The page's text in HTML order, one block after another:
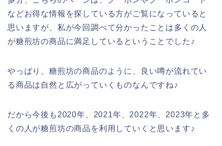
などお得な情報を探している方がご覧になっていると
思いますが、私が今回調べて分かったことは多くの人
が糖煎坊の商品に満足しているということでした♪
やっぱり、糖煎坊の商品のように、良い噂が流れてい
る商品は自然と広がっていくものなんですね♪
だから今後も2020年、2021年、2022年、2023年と多
くの人が糖煎坊の商品を利用していくと思います♪